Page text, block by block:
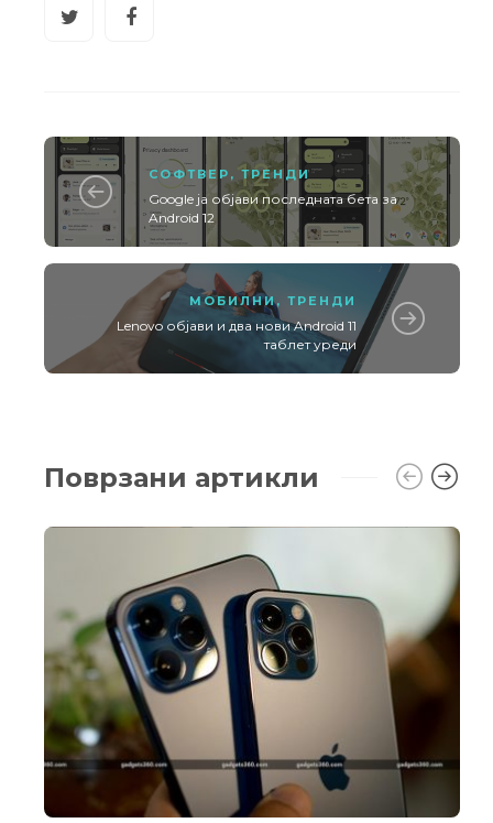
СОФТВЕР , ТРЕНДИ
Google ја објави последната бета за
Android 12
МОБИЛНИ, ТРЕНДИ
Lenovo објави и два нови Android 11
таблет уреди
Поврзани артикли